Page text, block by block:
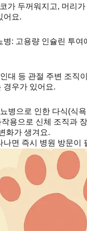
가 두꺼워지고, 머리가
어요.
병: 고용량 인슐린 투여
대 등 관절 주변 조직
경우가 있어요.
병으로 인한 다식(식
용으로 신체 조직과
화가 생겨요.
나면 즉시 병원 방문이